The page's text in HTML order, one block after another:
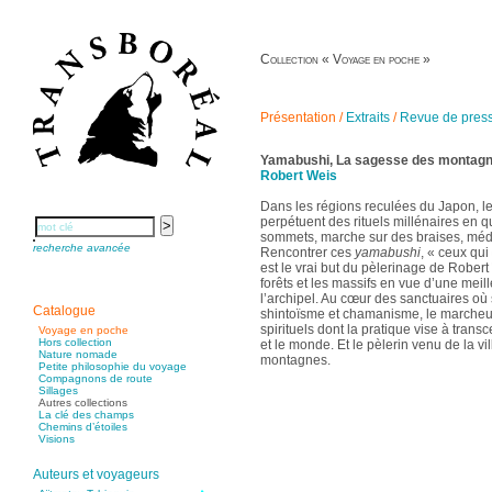
recherche avancée
Catalogue
Voyage en poche
Hors collection
Nature nomade
Petite philosophie du voyage
Compagnons de route
Sillages
Autres collections
La clé des champs
Chemins d’étoiles
Visions
Auteurs et voyageurs
Collection « Voyage en poche »
Présentation / Extraits / Revue de
Yamabushi, La sagesse des
Robert Weis
Dans les régions reculées du Japon,
perpétuent des rituels millénaires en
sommets, marche sur des braises,
Rencontrer ces yamabushi, « ceux
est le vrai but du pèlerinage de
forêts et les massifs en vue d’une
l’archipel. Au cœur des sanctuaires
shintoïsme et chamanisme, le
spirituels dont la pratique vise à
et le monde. Et le pèlerin venu de la
montagnes.